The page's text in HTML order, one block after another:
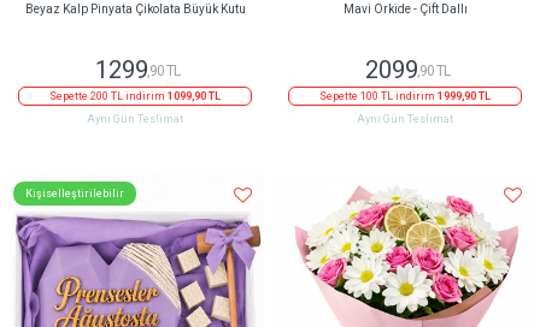
Beyaz Kalp Pinyata Çikolata Büyük Kutu
1299 ,90 TL
Sepette 200 TL indirim 1099,90 TL
Aynı Gün Teslimat
Mavi Orkide - Çift Dallı
2099 ,90 TL
Sepette 100 TL indirim 1999,90 TL
Aynı Gün Teslimat
Kişiselleştirilebilir